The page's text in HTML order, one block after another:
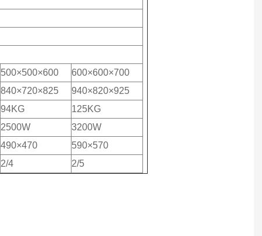
500×500×600
600×600×700
840×720×825
940×820×925
94KG
125KG
2500W
3200W
490×470
590×570
2/4 2/5